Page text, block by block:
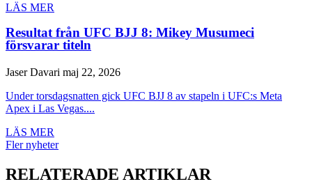
LÄS MER
Resultat från UFC BJJ 8: Mikey Musumeci
försvarar titeln
Jaser Davari maj 22, 2026
Under torsdagsnatten gick UFC BJJ 8 av stapeln i UFC:s Meta
Apex i Las Vegas....
LÄS MER
Fler nyheter
RELATERADE ARTIKLAR